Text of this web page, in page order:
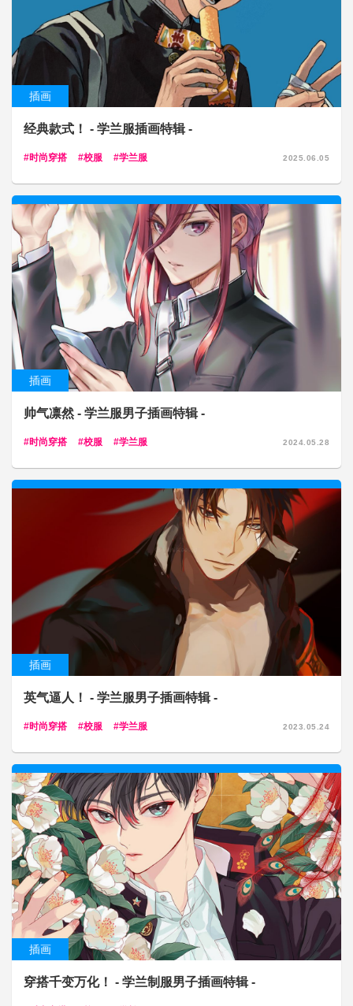
插画
经典款式！ - 学兰服插画特辑 -
时尚穿搭 校服 学兰服 2025.06.05
插画
帅气凛然 - 学兰服男子插画特辑 -
时尚穿搭 校服 学兰服 2024.05.28
插画
英气逼人！ - 学兰服男子插画特辑 -
时尚穿搭 校服 学兰服 2023.05.24
插画
穿搭千变万化！ - 学兰制服男子插画特辑 -